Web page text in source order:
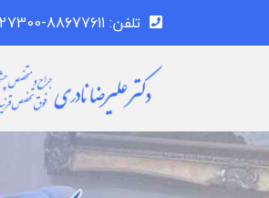
تلفن: 88677611-09306927300